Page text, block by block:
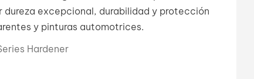
Português
dureza excepcional, durabilidad y protección
y pinturas automotrices.
Hardener